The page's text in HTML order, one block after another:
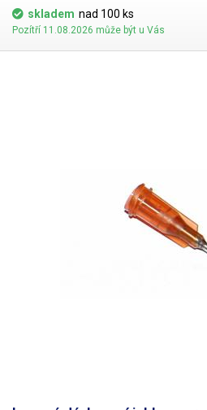
skladem nad 100 ks
Pozítří 11.08.2026 může být u Vás